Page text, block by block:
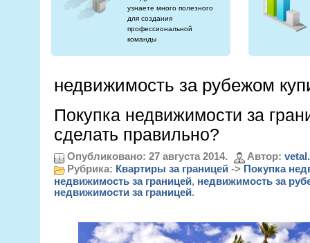
узнаете много полезного
для создания
профессиональной
команды
недвижимость за рубежом
Покупка недвижимости за
сделать правильно?
Опубликовано: 27 августа 2014. Автор:
Рубрика: Квартиры за границей-> Покупка
недвижимость за границей, недвижимость за
недвижимости за границей.